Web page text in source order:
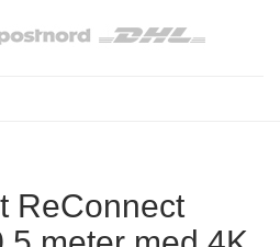
ReConnect